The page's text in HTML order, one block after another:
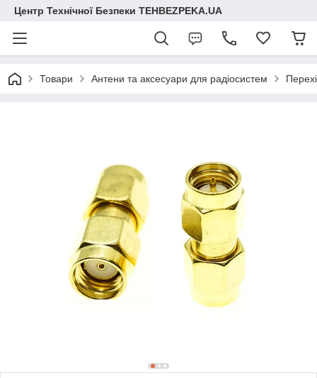
Центр Технічної Безпеки TEHBEZPEKA.UA
Товари Антени та аксесуари для радіосистем